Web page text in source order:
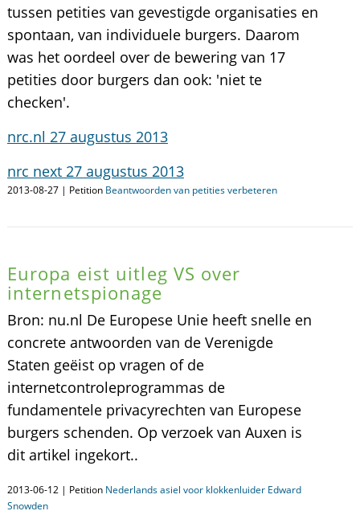
tussen petities van gevestigde organisaties en
spontaan, van individuele burgers. Daarom
was het oordeel over de bewering van 17
petities door burgers dan ook: 'niet te
checken'.
nrc.nl 27 augustus 2013
nrc next 27 augustus 2013
2013-08-27 | Petition Beantwoorden van petities verbeteren
Europa eist uitleg VS over
internetspionage
Bron: nu.nl De Europese Unie heeft snelle en
concrete antwoorden van de Verenigde
Staten geëist op vragen of de
internetcontroleprogrammas de
fundamentele privacyrechten van Europese
burgers schenden. Op verzoek van Auxen is
dit artikel ingekort..
2013-06-12 | Petition Nederlands asiel voor klokkenluider Edward
Snowden